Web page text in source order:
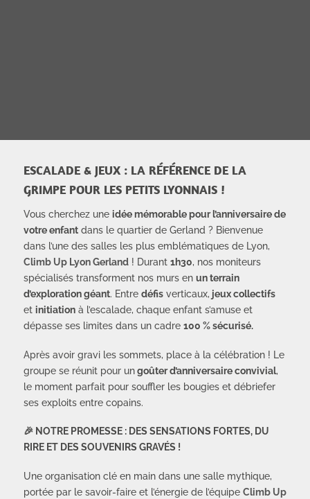
ESCALADE & JEUX : LA RÉFÉRENCE DE LA
GRIMPE POUR LES PETITS LYONNAIS !
Vous cherchez une idée mémorable pour l’anniversaire de
votre enfantdans le quartier de Gerland ? Bienvenue
dans l’une des salles les plus emblématiques de Lyon,
Climb Up Lyon Gerland! Durant 1h30, nos moniteurs
spécialisés transforment nos murs en un terrain
d’exploration géant. Entre défisverticaux, jeux collectifs
et initiationà l’escalade, chaque enfant s’amuse et
dépasse ses limites dans un cadre 100 % sécurisé.
Après avoir gravi les sommets, place à la célébration ! Le
groupe se réunit pour ungoûter d’anniversaire convivial,
le moment parfait pour souffler les bougies et débriefer
ses exploits entre copains.
🎉 NOTRE PROMESSE : DES SENSATIONS FORTES, DU
RIRE ET DES SOUVENIRS GRAVÉS !
Une organisation clé en main dans une salle mythique,
portée par le savoir-faire et l’énergie de l’équipe Climb Up